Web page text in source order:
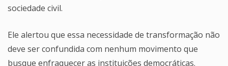
sociedade civil.
Ele alertou que essa necessidade de transformação não
deve ser confundida com nenhum movimento que
busque enfraquecer as instituições democráticas.